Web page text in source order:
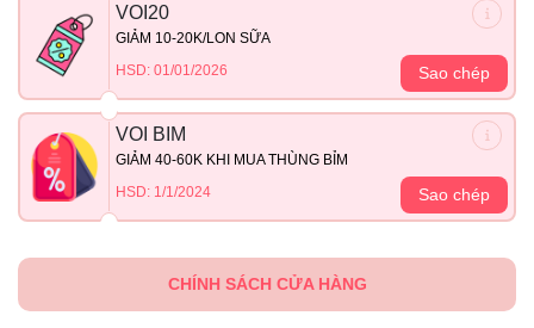
VOI20
GIẢM 10-20K/LON SỮA
HSD: 01/01/2026
Sao chép
VOI BIM
GIẢM 40-60K KHI MUA THÙNG BỈM
HSD: 1/1/2024
Sao chép
CHÍNH SÁCH CỬA HÀNG